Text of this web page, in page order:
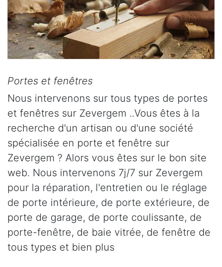
Portes et fenêtres
Nous intervenons sur tous types de portes
et fenêtres sur Zevergem ..Vous êtes à la
recherche d'un artisan ou d'une société
spécialisée en porte et fenêtre sur
Zevergem ? Alors vous êtes sur le bon site
web. Nous intervenons 7j/7 sur Zevergem
pour la réparation, l'entretien ou le réglage
de porte intérieure, de porte extérieure, de
porte de garage, de porte coulissante, de
porte-fenêtre, de baie vitrée, de fenêtre de
tous types et bien plus